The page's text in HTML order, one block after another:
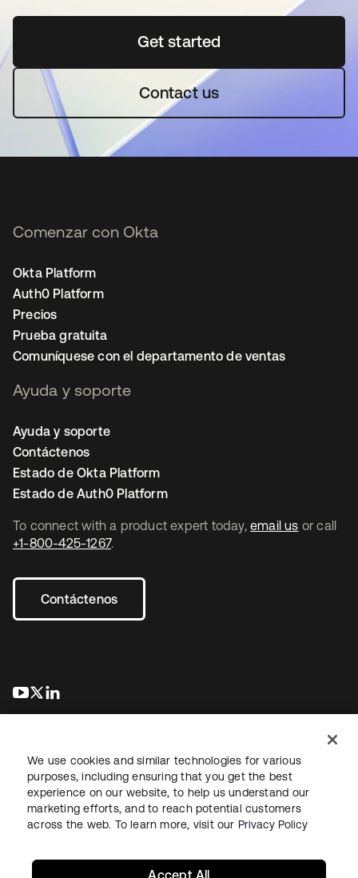
Get startedse abre en una pestaña
Contact us
To connect with a product expert today, email us or call
+1-800-425-1267.
Contáctenos
se abre en una pestaña nueva
se abre en una pestaña nueva
Comenzar con Okta
Okta Platform
Auth0 Platform
Precios
Prueba gratuita
Comuníquese con el departamento de ventas
Ayuda y soporte
Ayuda y soporte
Contáctenos
Estado de Okta Platform
Estado de Auth0 Platform
Información legalPolítica de privacidadTérminos del sitio
Seguridad Mapa del sitioPreferencias de cookies
We use cookies and similar technologies for various
purposes, including ensuring that you get the best
experience on our website, to help us understand our
marketing efforts, and to reach potential customers
across the web. To learn more, visit our Privacy Policy
Accept All